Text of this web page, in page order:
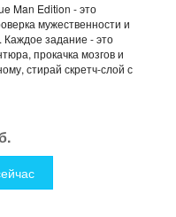
Man Edition - это
мужественности и
задание - это
прокачка мозгов и
стирай скретч-слой с